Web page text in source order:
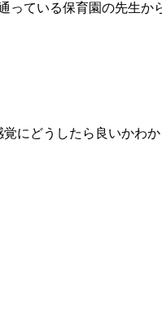
ている保育園の先生か
にどうしたら良いかわ